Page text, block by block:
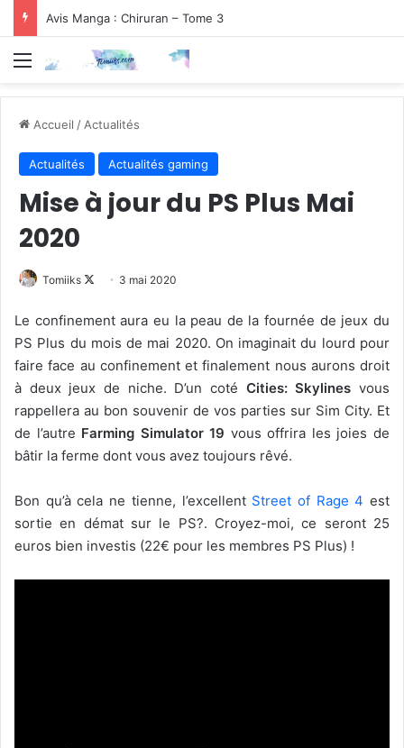
Avis Manga : Chiruran – Tome 3
Menu
Accueil / Actualités
Actualités Actualités gaming
Mise à jour du PS Plus Mai
2020
Tomiiks
Follow
X
3 mai 2020
Le confinement aura eu la peau de la fournée de jeux du
PS Plus du mois de mai 2020. On imaginait du lourd pour
faire face au confinement et finalement nous aurons droit
à deux jeux de niche. D’un coté Cities: Skylines vous
rappellera au bon souvenir de vos parties sur Sim City. Et
de l’autre Farming Simulator 19 vous offrira les joies de
bâtir la ferme dont vous avez toujours rêvé.
Bon qu’à cela ne tienne, l’excellent Street of Rage 4 est
sortie en démat sur le PS?. Croyez-moi, ce seront 25
euros bien investis (22€ pour les membres PS Plus) !